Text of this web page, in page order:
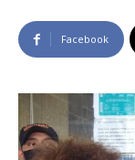
Facebook